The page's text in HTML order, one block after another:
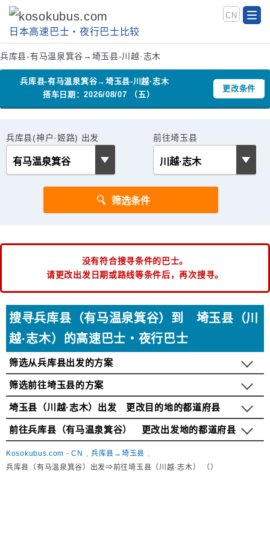
日本高速巴士‧夜行巴士比较
CN
兵库县-有马温泉箕谷→埼玉县-川越·志木
兵库县-有马温泉箕谷→埼玉县-川越·志木
搭车日期：2026/08/07 （五）
更改条件
兵库县(神户·姬路) 出发 前往埼玉县
没有符合搜寻条件的巴士。
请更改出发日期或路线等条件后，再次搜寻。
搜寻兵库县（有马温泉箕谷）到 埼玉县（川
越·志木）的高速巴士・夜行巴士
筛选从兵库县出发的方案
筛选前往埼玉县的方案
埼玉县（川越·志木）出发 更改目的地的都道府县
前往兵库县（有马温泉箕谷） 更改出发地的都道府县
Kosokubus.com - CN
兵库县→埼玉县
兵库县（有马温泉箕谷）出发⇒前往埼玉县（川越·志木） （）